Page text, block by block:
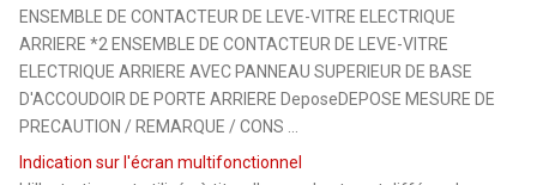
ENSEMBLE DE CONTACTEUR DE LEVE-VITRE ELECTRIQUE
ARRIERE *2 ENSEMBLE DE CONTACTEUR DE LEVE-VITRE
ELECTRIQUE ARRIERE AVEC PANNEAU SUPERIEUR DE BASE
D'ACCOUDOIR DE PORTE ARRIERE DeposeDEPOSE MESURE DE
PRECAUTION / REMARQUE / CONS ...
Indication sur l'écran multifonctionnel